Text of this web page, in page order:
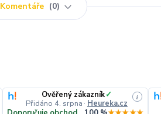
Komentáře 0
Ověřený zákazník✓
Přidáno 4. srpna · Heureka.cz
i